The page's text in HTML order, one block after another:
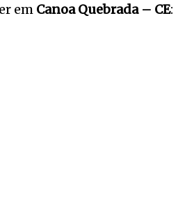
em Canoa Quebrada – CE: